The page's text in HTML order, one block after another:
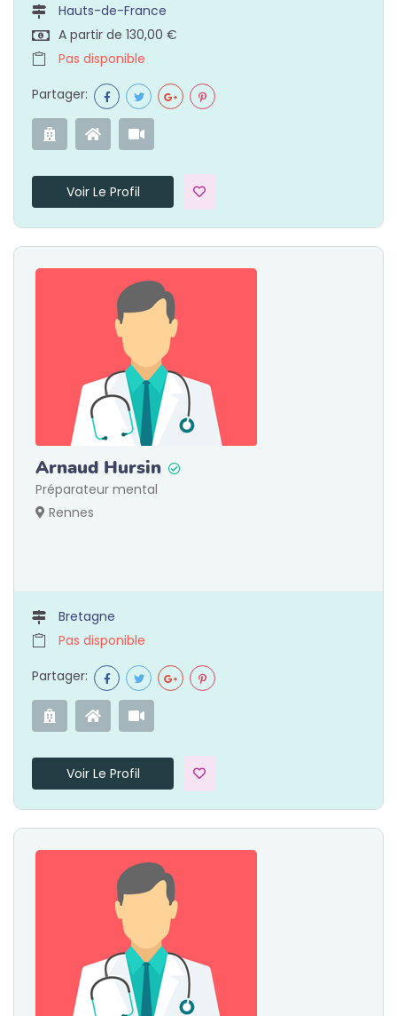
Hauts-de-France
A partir de 130,00 €
Pas disponible
Partager:
Voir Le Profil
Arnaud Hursin
Préparateur mental
Rennes
Bretagne
Pas disponible
Partager:
Voir Le Profil